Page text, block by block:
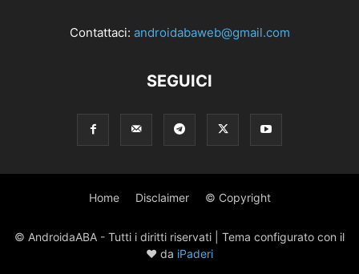
Contattaci: androidabaweb@gmail.com
SEGUICI
Home Disclaimer © Copyright
© AndroidaABA - Tutti i diritti riservati | Tema configurato con il
♥ da iPaderi